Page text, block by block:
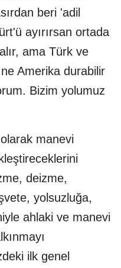
beri 'adil
ayırırsan ortada
ama Türk ve
Amerika durabilir
Bizim yolumuz
manevi
deizme,
yolsuzluğa,
ahlaki ve manevi
ilk genel